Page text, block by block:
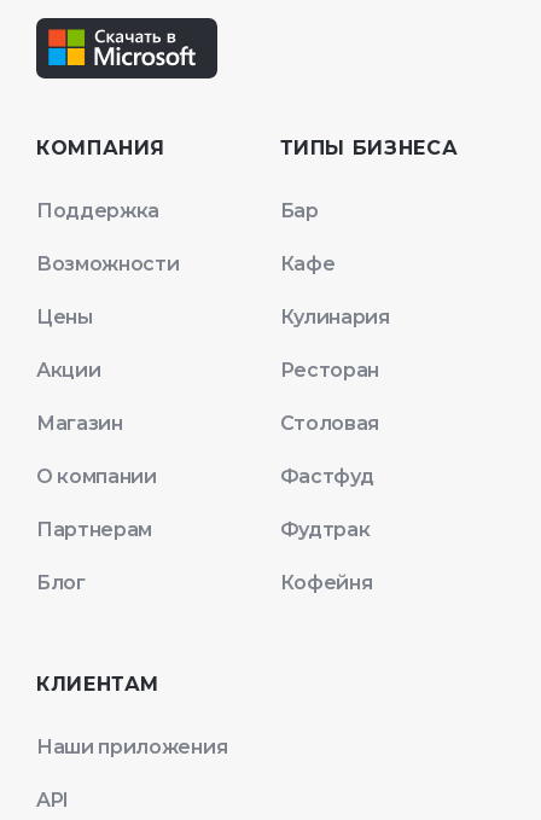
КОМПАНИЯ
Поддержка
Возможности
Цены
Акции
Магазин
О компании
Партнерам
Блог
ТИПЫ БИЗНЕСА
Бар
Кафе
Кулинария
Ресторан
Столовая
Фастфуд
Фудтрак
Кофейня
КЛИЕНТАМ
Наши приложения
API